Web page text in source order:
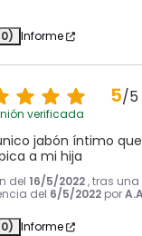
Informe
5/5
verificada
jabón íntimo que
a mi hija
del 16/5/2022 , tras una
del 6/5/2022 por
Informe